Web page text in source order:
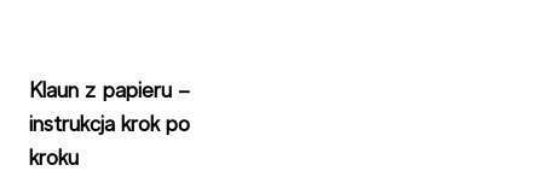
Klaun z papieru –
instrukcja krok po
kroku